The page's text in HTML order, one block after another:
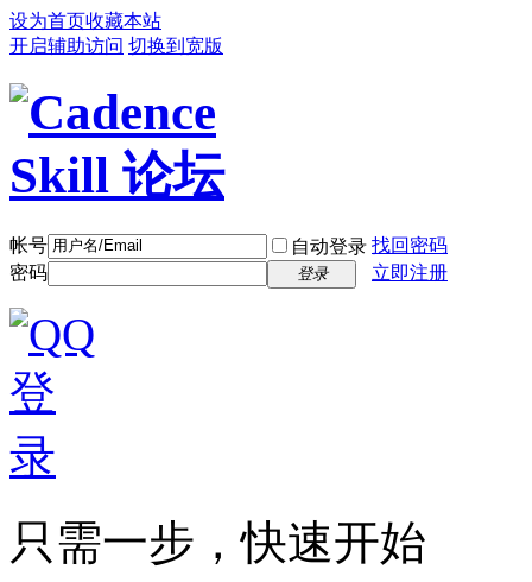
设为首页收藏本站
开启辅助访问 切换到宽版
帐号 自动登录 找回密码
密码
登录 立即注册
只需一步，快速开始